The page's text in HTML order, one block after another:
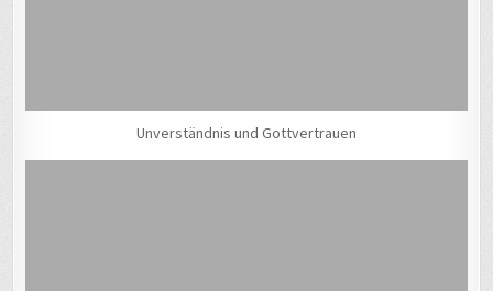
Unverständnis und Gottvertrauen